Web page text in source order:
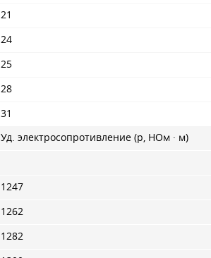
21
24
25
28
31
Уд. электросопротивление (p, НОм · м)
1247
1262
1282